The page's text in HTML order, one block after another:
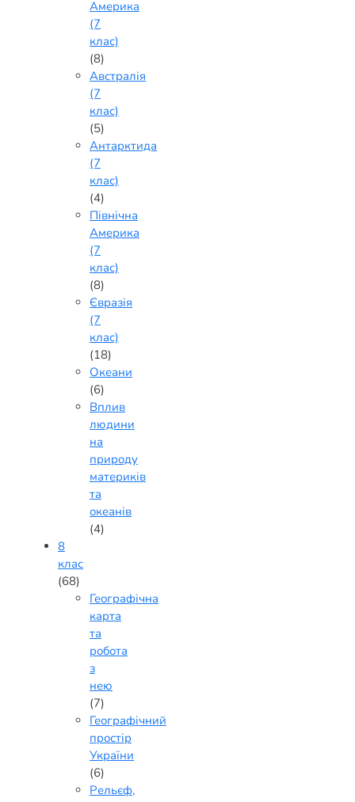
Америка
(7
клас)
(8)
Австралія
(7
клас)
(5)
Антарктида
(7
клас)
(4)
Північна
Америка
(7
клас)
(8)
Євразія
(7
клас)
(18)
Океани
(6)
Вплив
людини
на
природу
материків
та
океанів
(4)
8
клас
(68)
Географічна
карта
та
робота
з
нею
(7)
Географічний
простір
України
(6)
Рельєф,